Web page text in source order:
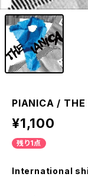
PIANICA / THE
¥1,100
残り1点
International